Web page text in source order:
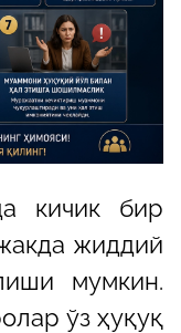
кичик бир
жиддий
мумкин.
ўз ҳуқуқ